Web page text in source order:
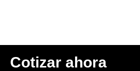
Cotizar ahora